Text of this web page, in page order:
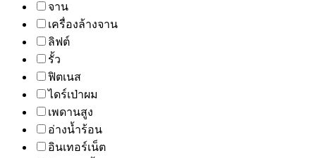
จาน
เครื่องล้างจาน
ลิฟต์
รั้ว
ฟิตเนส
ไดร์เป่าผม
เพดานสูง
อ่างน้ำร้อน
อินเทอร์เน็ต